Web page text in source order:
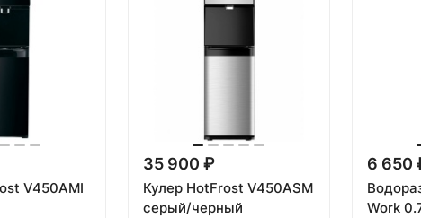
V450AMI
35 900 ₽
Кулер HotFrost V450ASM
серый/черный
6 650
Work